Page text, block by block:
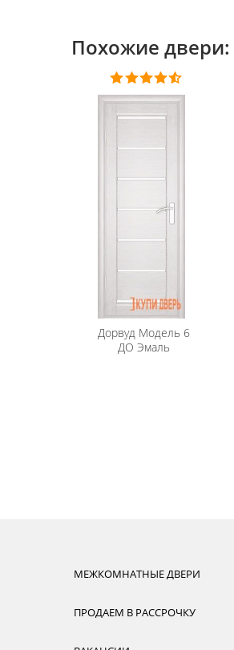
Похожие двери:
Дорвуд Модель 6
ДО Эмаль
МЕЖКОМНАТНЫЕ ДВЕРИ
ПРОДАЕМ В РАССРОЧКУ